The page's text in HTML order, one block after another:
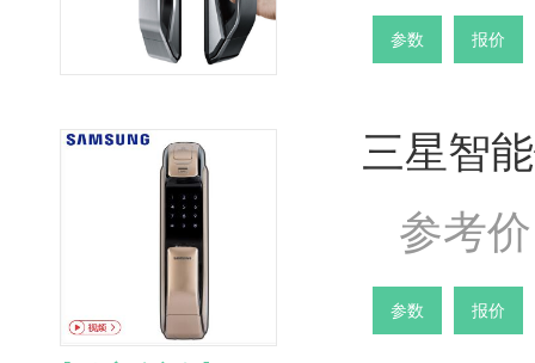
参数 报价
三星智
参考
参数 报价